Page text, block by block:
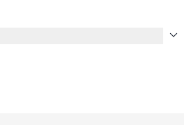
expand_more